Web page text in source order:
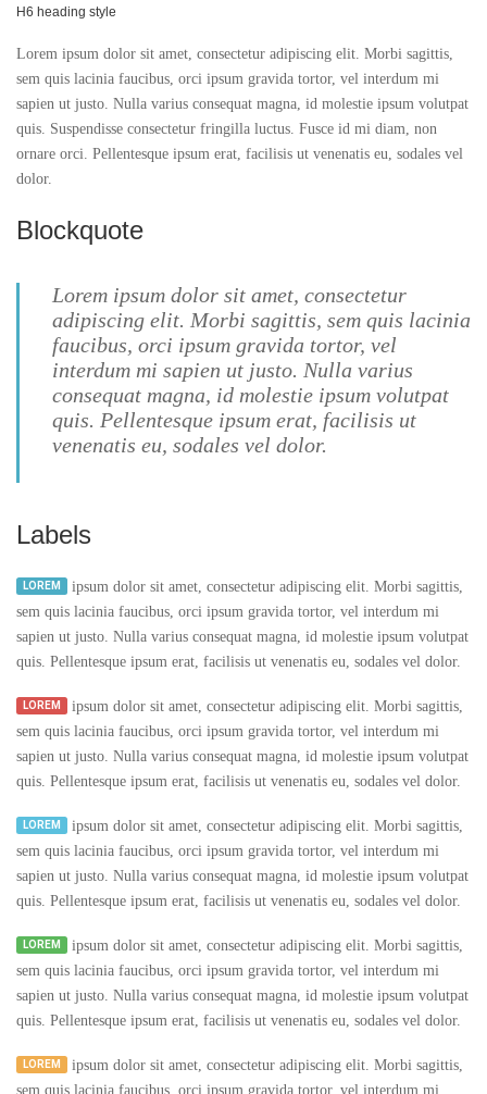
H6 heading style
Lorem ipsum dolor sit amet, consectetur adipiscing elit. Morbi sagittis,
sem quis lacinia faucibus, orci ipsum gravida tortor, vel interdum mi
sapien ut justo. Nulla varius consequat magna, id molestie ipsum volutpat
quis. Suspendisse consectetur fringilla luctus. Fusce id mi diam, non
ornare orci. Pellentesque ipsum erat, facilisis ut venenatis eu, sodales vel
dolor.
Blockquote
Lorem ipsum dolor sit amet, consectetur
adipiscing elit. Morbi sagittis, sem quis lacinia
faucibus, orci ipsum gravida tortor, vel
interdum mi sapien ut justo. Nulla varius
consequat magna, id molestie ipsum volutpat
quis. Pellentesque ipsum erat, facilisis ut
venenatis eu, sodales vel dolor.
Labels
LOREM
ipsum dolor sit amet, consectetur adipiscing elit. Morbi sagittis,
sem quis lacinia faucibus, orci ipsum gravida tortor, vel interdum mi
sapien ut justo. Nulla varius consequat magna, id molestie ipsum volutpat
quis. Pellentesque ipsum erat, facilisis ut venenatis eu, sodales vel dolor.
LOREM
ipsum dolor sit amet, consectetur adipiscing elit. Morbi sagittis,
sem quis lacinia faucibus, orci ipsum gravida tortor, vel interdum mi
sapien ut justo. Nulla varius consequat magna, id molestie ipsum volutpat
quis. Pellentesque ipsum erat, facilisis ut venenatis eu, sodales vel dolor.
LOREM
ipsum dolor sit amet, consectetur adipiscing elit. Morbi sagittis,
sem quis lacinia faucibus, orci ipsum gravida tortor, vel interdum mi
sapien ut justo. Nulla varius consequat magna, id molestie ipsum volutpat
quis. Pellentesque ipsum erat, facilisis ut venenatis eu, sodales vel dolor.
LOREM
ipsum dolor sit amet, consectetur adipiscing elit. Morbi sagittis,
sem quis lacinia faucibus, orci ipsum gravida tortor, vel interdum mi
sapien ut justo. Nulla varius consequat magna, id molestie ipsum volutpat
quis. Pellentesque ipsum erat, facilisis ut venenatis eu, sodales vel dolor.
LOREM
ipsum dolor sit amet, consectetur adipiscing elit. Morbi sagittis,
sem quis lacinia faucibus, orci ipsum gravida tortor, vel interdum mi